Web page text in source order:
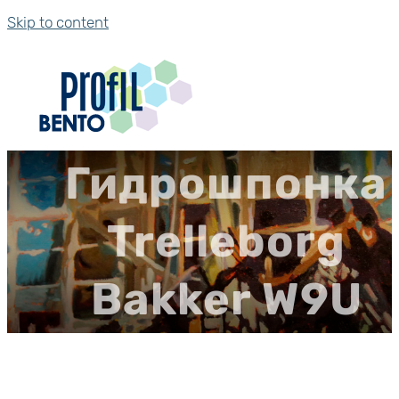
Skip to content
Гидрошпонка
Trelleborg
Bakker W9U